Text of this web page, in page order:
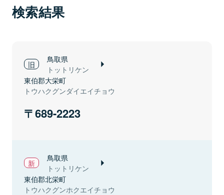
検索結果
鳥取県
トットリケン
東伯郡大栄町
トウハクグンダイエイチョウ
689-2223
鳥取県
トットリケン
東伯郡北栄町
トウハクグンホクエイチョウ